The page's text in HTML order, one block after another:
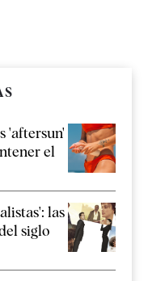
'aftersun'
el
las
siglo